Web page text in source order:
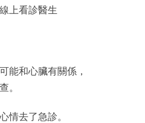
上看診醫生
能和心臟有關係，
。
情去了急診。